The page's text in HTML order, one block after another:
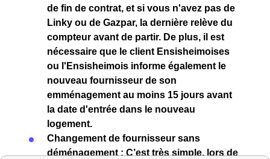
de fin de contrat, et si vous n'avez pas de
Linky ou de Gazpar, la dernière relève du
compteur avant de partir. De plus, il est
nécessaire que le client Ensisheimoises
ou l'Ensisheimois informe également le
nouveau fournisseur de son
emménagement au moins 15 jours avant
la date d'entrée dans le nouveau
logement.
Changement de fournisseur sans
déménagement : C’est très simple, lors de